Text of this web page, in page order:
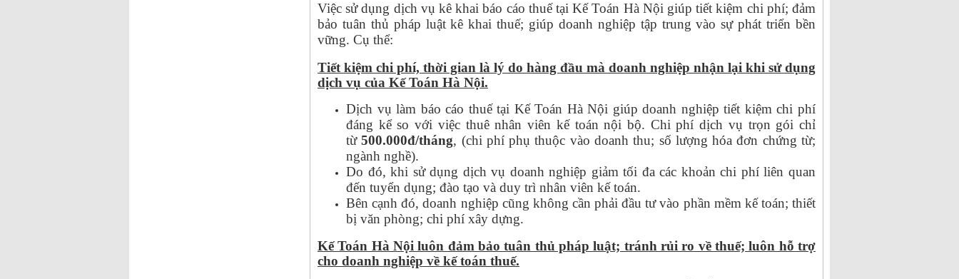
Việc sử dụng dịch vụ kê khai báo cáo thuế tại Kế Toán Hà Nội giúp tiết kiệm chi phí; đảm
bảo tuân thủ pháp luật kê khai thuế; giúp doanh nghiệp tập trung vào sự phát triển bền
vững. Cụ thể:
Tiết kiệm chi phí, thời gian là lý do hàng đầu mà doanh nghiệp nhận lại khi sử dụng
dịch vụ của Kế Toán Hà Nội.
Dịch vụ làm báo cáo thuế tại Kế Toán Hà Nội giúp doanh nghiệp tiết kiệm chi phí
đáng kể so với việc thuê nhân viên kế toán nội bộ. Chi phí dịch vụ trọn gói chỉ
từ500.000đ/tháng, (chi phí phụ thuộc vào doanh thu; số lượng hóa đơn chứng từ;
ngành nghề).
Do đó, khi sử dụng dịch vụ doanh nghiệp giảm tối đa các khoản chi phí liên quan
đến tuyển dụng; đào tạo và duy trì nhân viên kế toán.
Bên cạnh đó, doanh nghiệp cũng không cần phải đầu tư vào phần mềm kế toán; thiết
bị văn phòng; chi phí xây dựng.
Kế Toán Hà Nội luôn đảm bảo tuân thủ pháp luật; tránh rủi ro về thuế; luôn hỗ trợ
cho doanh nghiệp về kế toán thuế.